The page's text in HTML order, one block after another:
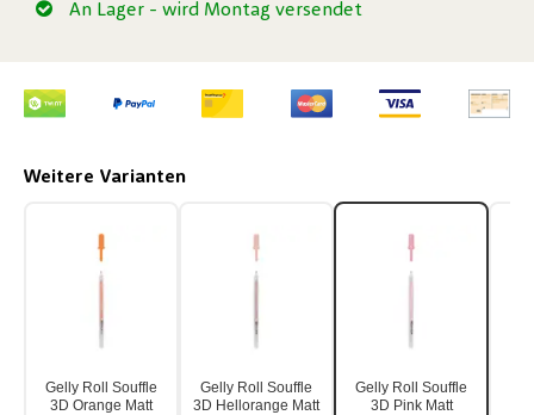
An Lager - wird Montag versendet
Weitere Varianten
Gelly Roll Souffle
3D Orange Matt
Gelly Roll Souffle
3D Hellorange Matt
Gelly Roll Souffle
3D Pink Matt